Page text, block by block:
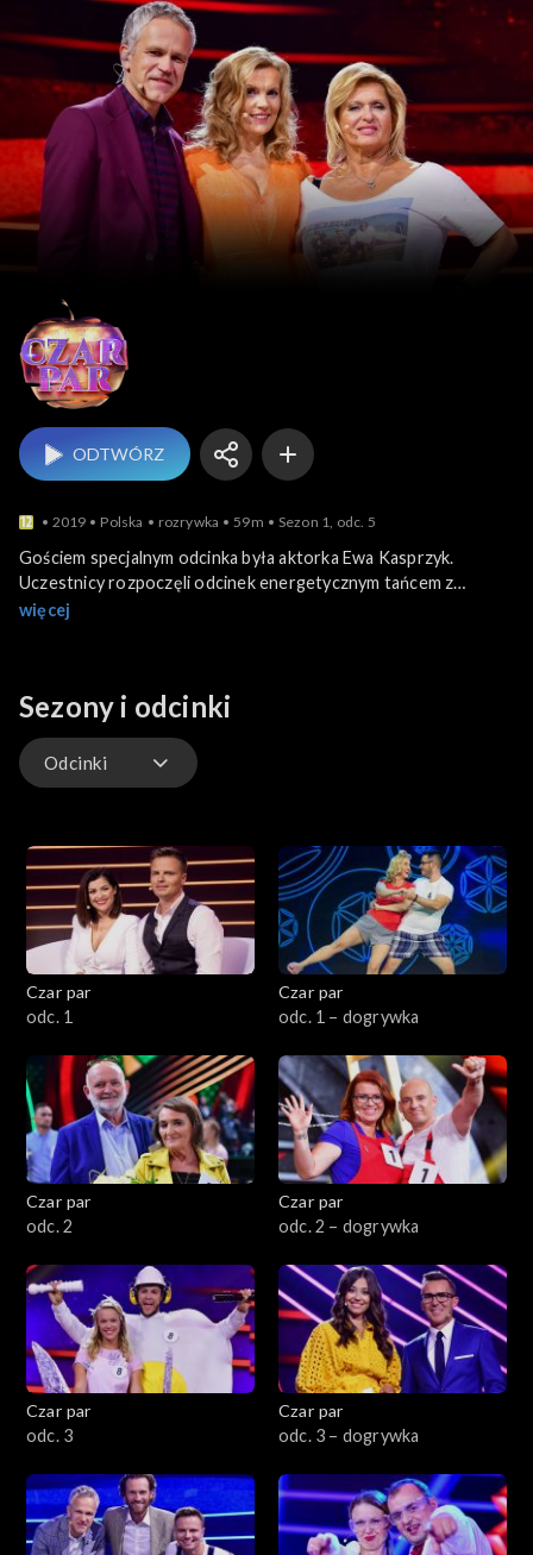
Czar par
ODTWÓRZ
2019 Polska rozrywka 59m Sezon 1, odc. 5
Gościem specjalnym odcinka była aktorka Ewa Kasprzyk.
Uczestnicy rozpoczęli odcinek energetycznym tańcem z
pomponami. Jurorzy również weszli na parkiet i chwycili
Uczestnicy musieli ułożyć z gorących herbatników domino.
więcej
Sezony i odcinki
Odcinki
Czar par
odc. 1
Czar par
odc. 1 – dogrywka
Czar par
odc. 2
Czar par
odc. 2 – dogrywka
Czar par
odc. 3
Czar par
odc. 3 – dogrywka